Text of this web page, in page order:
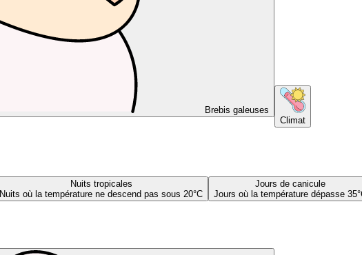
Brebis galeuses
Climat
Nuits tropicales
Nuits où la température ne descend pas sous 20°C
Jours de canicule
Jours où la température dépasse